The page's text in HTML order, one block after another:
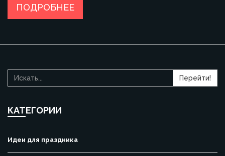
чтобы дети были довольны, а родители спокойны.
ПОДРОБНЕЕ
Перейти!
КАТЕГОРИИ
Идеи для праздника